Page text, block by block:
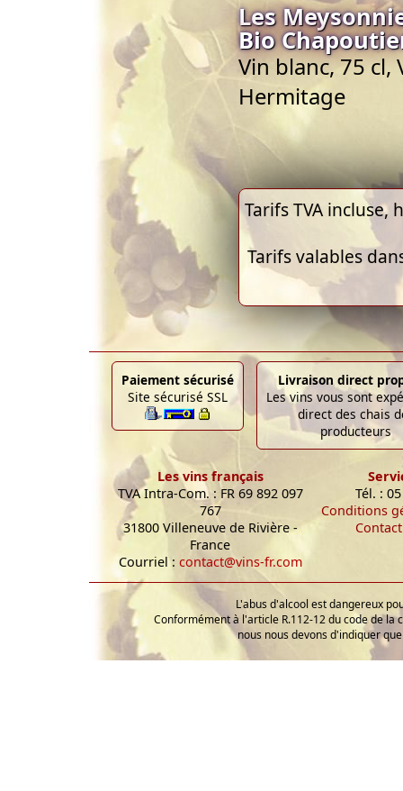
Les
Bio
Vin blanc, 75 cl,
Hermitage
Tarifs TVA
Tarifs valables
Paiement sécurisé
Site sécurisé SSL
Livraison direct
Les vins vous sont
direct des chais
producteurs
Les vins français
TVA Intra-Com. : FR 69 892 097
767
31800 Villeneuve de Rivière -
France
Courriel : contact@vins-fr.com
Tél. :
Conditions
Contact
L'abus d'alcool est dangereux
Conformément à l'article R.112-12 du code de la
nous nous devons d'indiquer